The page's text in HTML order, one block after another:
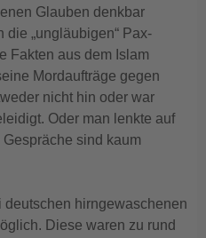
Glauben denkbar
die „ungläubigen“ Pax-
Fakten aus dem Islam
Mordaufträge gegen
nicht hin oder war
Oder man lenkte auf
sind kaum
hirngewaschenen
Diese waren zu rund